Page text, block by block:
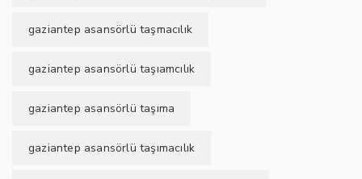
gaziantep asansörlü taşmacılık
gaziantep asansörlü taşıamcılık
gaziantep asansörlü taşıma
gaziantep asansörlü taşımacılık